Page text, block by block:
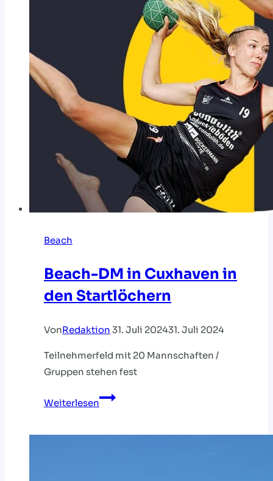
Beach
Beach-DM in Cuxhaven in
den Startlöchern
VonRedaktion 31. Juli 202431. Juli 2024
Teilnehmerfeld mit 20 Mannschaften /
Gruppen stehen fest
Weiterlesen
Beach-